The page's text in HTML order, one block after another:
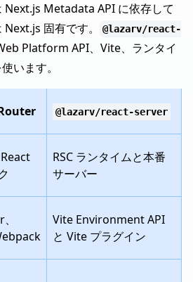
Next.js Metadata API に依存して
固有です。
@lazarv/react-
Platform API、Vite、ランタイ
います。
@lazarv/react-server
RSC ランタイムと本番
サーバー
Vite Environment API
と Vite プラグイン